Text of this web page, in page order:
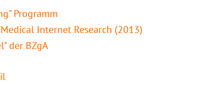
Programm
Internet Research (2013)
der BZgA